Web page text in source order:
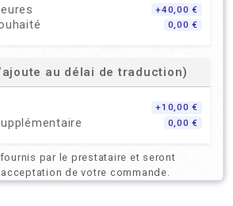
+40,00 €
0,00 €
au délai de traduction)
+10,00 €
0,00 €
par le prestataire et seront
de votre commande.